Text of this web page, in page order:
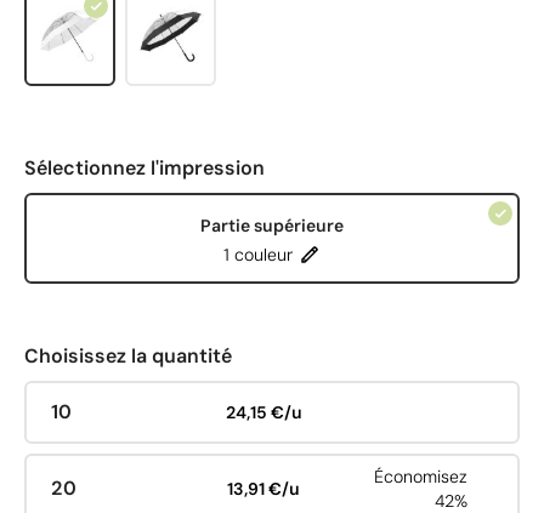
Sélectionnez l'impression
Partie supérieure
1 couleur
Choisissez la quantité
10 24,15 €/u
20 13,91 €/u
Économisez
42%